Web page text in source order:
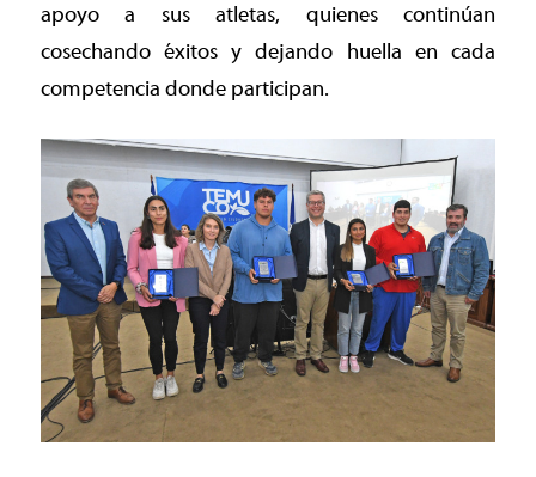
apoyo a sus atletas, quienes continúan
cosechando éxitos y dejando huella en cada
competencia donde participan.